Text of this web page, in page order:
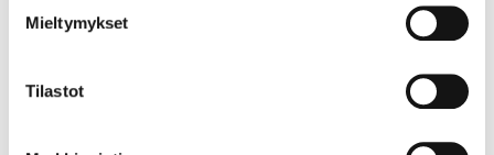
Mieltymykset
Tilastot
11.5.2026
Toimitusjohtajalta: Avataan
ovet tulevaisuuden osaajille